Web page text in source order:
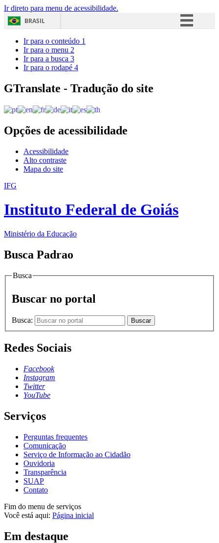
Ir direto para menu de acessibilidade.
BRASIL
Acesso à informação
Ir para o conteúdo 1
Ir para o menu 2
Ir para a busca 3
Ir para o rodapé 4
GTranslate - Tradução do site
Opções de acessibilidade
Acessibilidade
Alto contraste
Mapa do site
IFG
Instituto Federal de Goiás
Ministério da Educação
Busca Padrao
Busca
Buscar no portal
Busca: Buscar
Redes Sociais
Facebook
Instagram
Twitter
YouTube
Serviços
Perguntas frequentes
Comunicação
Serviço de Informação ao Cidadão
Ouvidoria
Transparência
SUAP
Contato
Fim do menu de serviços
Você está aqui: Página inicial
Em destaque